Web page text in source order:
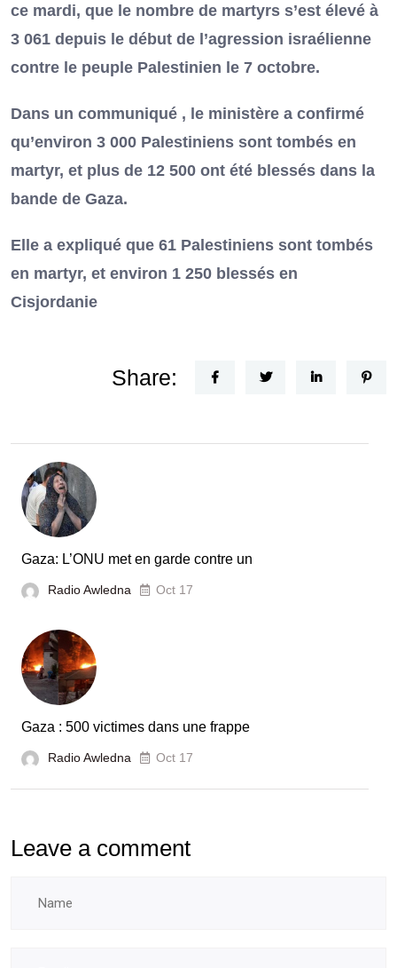
ce mardi, que le nombre de martyrs s’est élevé à
3 061 depuis le début de l’agression israélienne
contre le peuple Palestinien le 7 octobre.
Dans un communiqué , le ministère a confirmé
qu’environ 3 000 Palestiniens sont tombés en
martyr, et plus de 12 500 ont été blessés dans la
bande de Gaza.
Elle a expliqué que 61 Palestiniens sont tombés
en martyr, et environ 1 250 blessés en
Cisjordanie
Share:
Gaza: L’ONU met en garde contre un
Radio Awledna Oct 17
Gaza : 500 victimes dans une frappe
Radio Awledna Oct 17
Leave a comment